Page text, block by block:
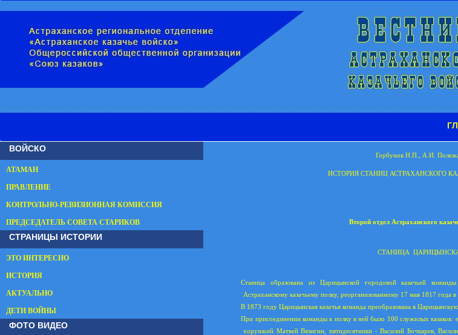
ВОЙСКО
АТАМАН
ПРАВЛЕНИЕ
КОНТРОЛЬНО-РЕВИЗИОННАЯ КОМИССИЯ
ПРЕДСЕДАТЕЛЬ СОВЕТА СТАРИКОВ
СТРАНИЦЫ ИСТОРИИ
ЭТО ИНТЕРЕСНО
ИСТОРИЯ
АКТУАЛЬНО
ДЕТИ ВОЙНЫ
ФОТО ВИДЕО
Горбунов Н.П., А.И.
ИСТОРИЯ СТАНИЦ АСТРАХАНСКОГО
Второй отдел Астраханского
СТАНИЦА
Станица образована из Царицынской городовой казачьей
Астраханскому казачьему полку, реорганизованному 17 мая 1817 года в
В 1873 году Царицынская казачья команда преобразована в
При присоединении команды к полку в ней было 100 служилых казаков:
хорунжий Матвей Вязигин, пятидесятники - Василий Бочкарев,